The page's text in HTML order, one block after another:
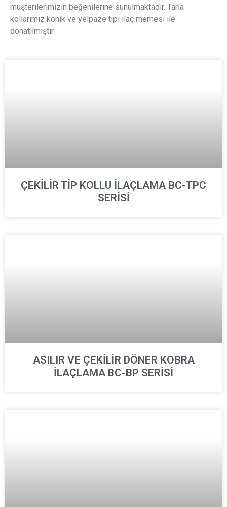
müşterilerimizin beğenilerine sunulmaktadır. Tarla
kollarımız konik ve yelpaze tipi ilaç memesi ile
donatılmıştır.
ÇEKİLİR TİP KOLLU İLAÇLAMA BC-TPC
SERİSİ
ASILIR VE ÇEKİLİR DÖNER KOBRA
İLAÇLAMA BC-BP SERİSİ